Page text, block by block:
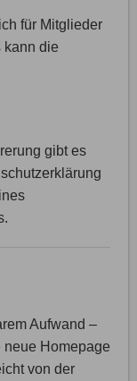
für Mitglieder
kann die
gibt es
Aufwand –
Homepage
von der